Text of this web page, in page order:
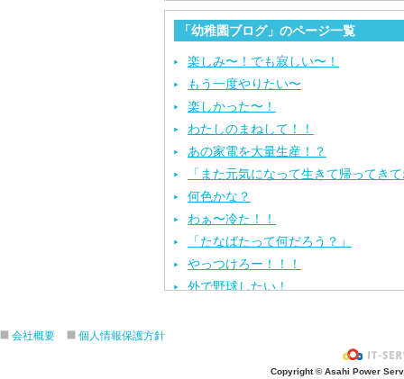
「幼稚園ブログ」のページ一覧
楽しみ〜！でも寂しい〜！
もう一度やりたい〜
楽しかった〜！
わたしのまねして！！
あの家電を大量生産！？
「また元気になって生きて帰ってき
何色かな？
わぁ〜冷た！！
「たなばたって何だろう？」
やっつけろー！！！
外で野球したい！
会社概要 個人情報保護方針
Copyright © Asahi Power